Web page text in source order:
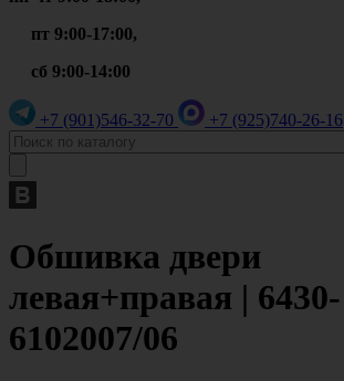
пт 9:00-17:00,
сб 9:00-14:00
+7 (901)546-32-70 +7 (925)740-26-16
Обшивка двери
левая+правая | 6430-
6102007/06